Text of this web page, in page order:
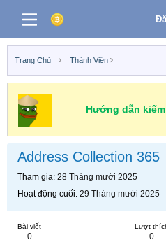
Trang Chủ Thành Viên
Hướng dẫn
Address Collection 365
Tham gia 28 Tháng mười 2025
Hoạt động cuối 29 Tháng mười 2025
Bài viết
0
Lượt
0